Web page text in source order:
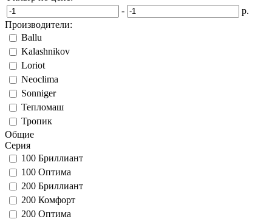
-
р.
Производители:
Ballu
Kalashnikov
Loriot
Neoclima
Sonniger
Тепломаш
Тропик
Общие
Серия
100 Бриллиант
100 Оптима
200 Бриллиант
200 Комфорт
200 Оптима